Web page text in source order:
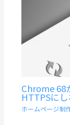
Chrome 68
HTTPSに
ホームページ制